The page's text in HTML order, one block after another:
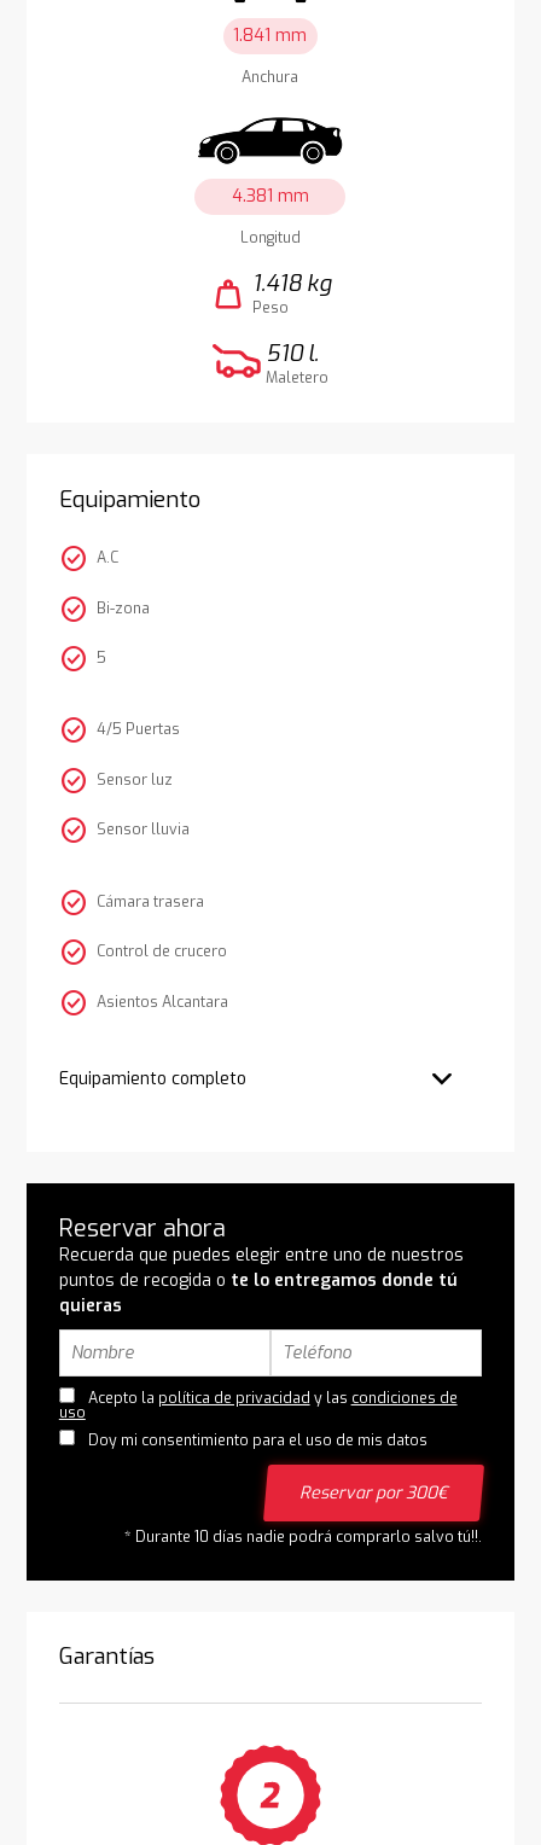
1.841 mm
Anchura
4.381 mm
Longitud
weight 1.418 kg
Peso
510 l.
Maletero
Equipamiento
check_circle A.C
check_circle Bi-zona
check_circle 5
check_circle 4/5 Puertas
check_circle Sensor luz
check_circle Sensor lluvia
check_circle Cámara trasera
check_circle Control de crucero
check_circle Asientos Alcantara
Equipamiento completo
Reservar ahora
Recuerda que puedes elegir entre uno de nuestros
puntos de recogida o te lo entregamos donde tú
quieras
Acepto la política de privacidad y las condiciones de
uso
Doy mi consentimiento para el uso de mis datos
Reservar por 300€
* Durante 10 días nadie podrá comprarlo salvo tú!!.
Garantías